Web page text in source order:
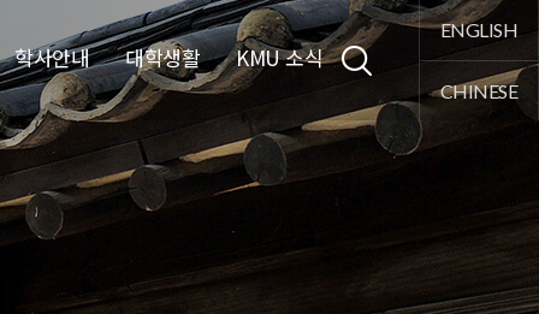
학사안내 대학생활 KMU 소식
통합검색
ENGLISH
CHINESE